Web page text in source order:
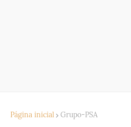
Página inicial Grupo-PSA